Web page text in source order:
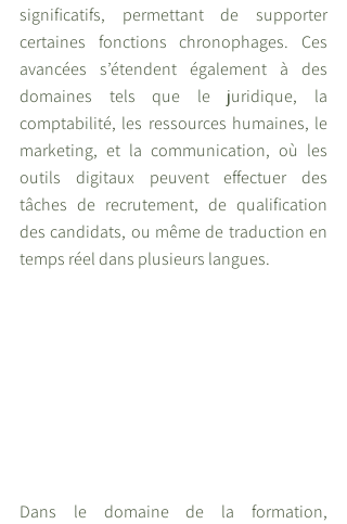
significatifs, permettant de supporter
certaines fonctions chronophages. Ces
avancées s’étendent également à des
domaines tels que le juridique, la
comptabilité, les ressources humaines, le
marketing, et la communication, où les
outils digitaux peuvent effectuer des
tâches de recrutement, de qualification
des candidats, ou même de traduction en
temps réel dans plusieurs langues.
Dans le domaine de la formation,